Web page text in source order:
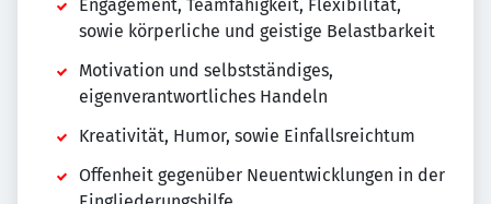
Engagement, Teamfähigkeit, Flexibilität,
sowie körperliche und geistige Belastbarkeit
Motivation und selbstständiges,
eigenverantwortliches Handeln
Kreativität, Humor, sowie Einfallsreichtum
Offenheit gegenüber Neuentwicklungen in der